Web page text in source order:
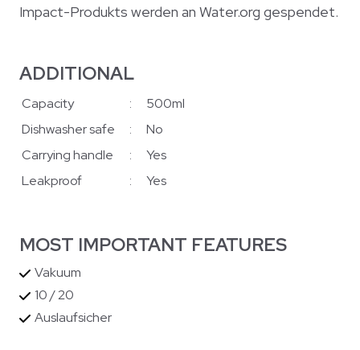
Impact-Produkts werden an Water.org gespendet.
ADDITIONAL
Capacity :
500ml
Dishwasher safe
:
No
Carrying handle
:
Yes
Leakproof
: Yes
MOST IMPORTANT FEATURES
Vakuum
10 / 20
Auslaufsicher